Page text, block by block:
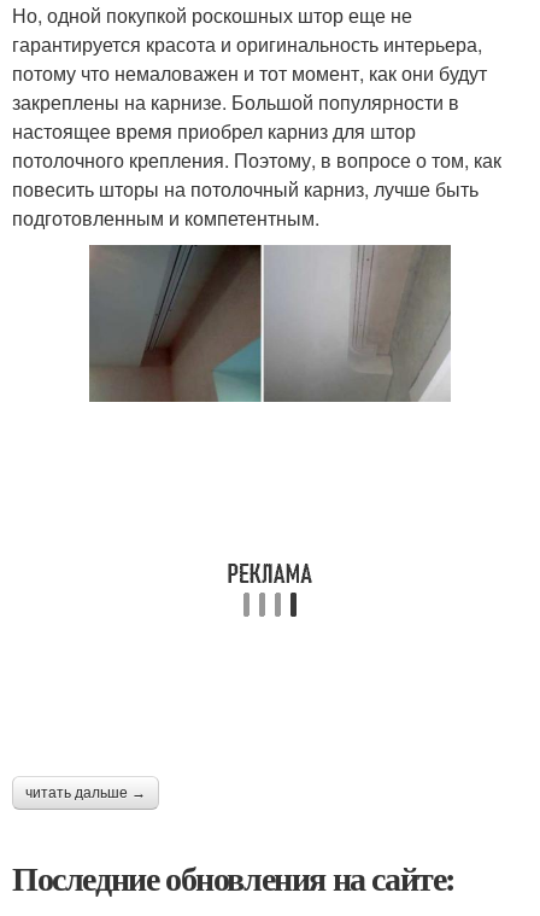
Но, одной покупкой роскошных штор еще не
гарантируется красота и оригинальность интерьера,
потому что немаловажен и тот момент, как они будут
закреплены на карнизе. Большой популярности в
настоящее время приобрел карниз для штор
потолочного крепления. Поэтому, в вопросе о том, как
повесить шторы на потолочный карниз, лучше быть
подготовленным и компетентным.
читать дальше →
Последние обновления на сайте: